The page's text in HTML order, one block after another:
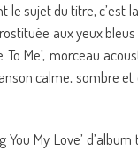
sujet du titre, c’est
aux yeux
Me’, morceau
calme, sombre et
My Love’